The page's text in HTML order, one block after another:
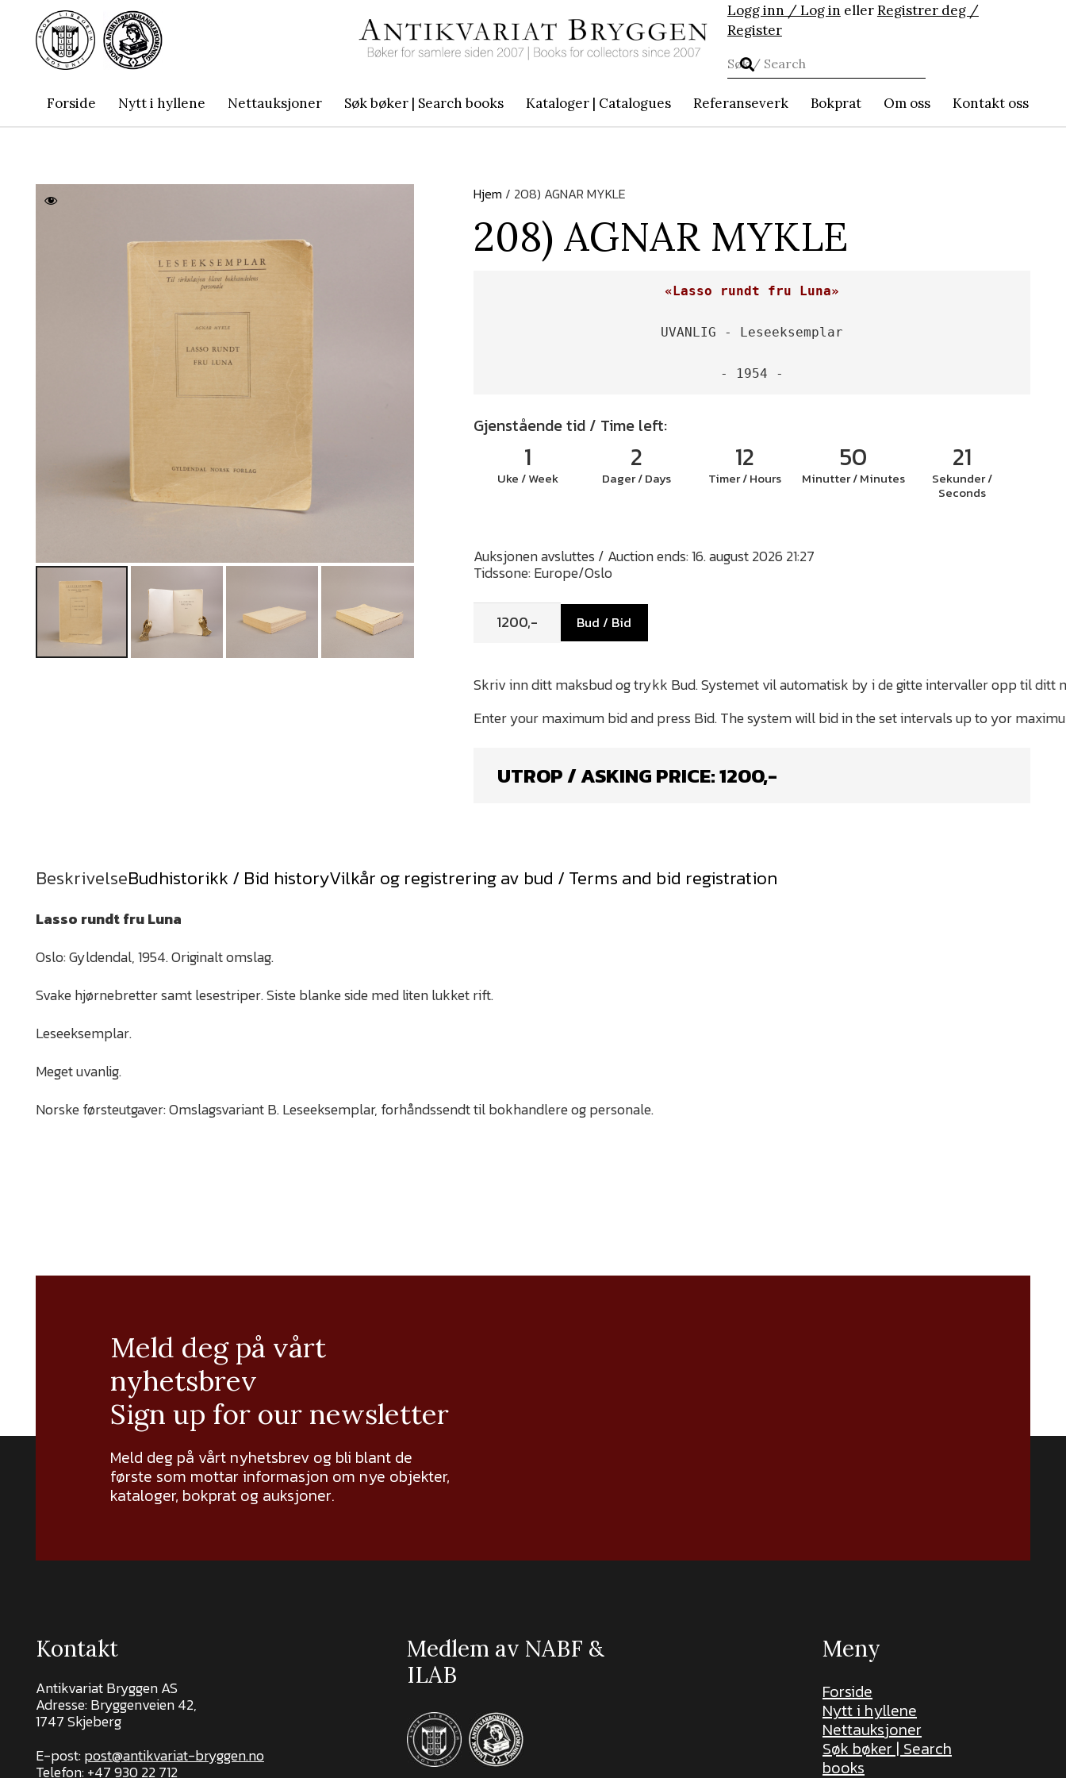
Logg inn / Log in ellerRegistrer deg /
Register
Forside Nytt i hyllene Nettauksjoner Søk bøker | Search books Kataloger | Catalogues Referanseverk Bokprat Om oss Kontakt oss
Hjem / 208) AGNAR MYKLE
208) AGNAR MYKLE
«Lasso rundt fru Luna»
UVANLIG - Leseeksemplar
- 1954 -
Gjenstående tid / Time left:
1
Uke / Week
2
Dager / Days
12
Timer / Hours
50
Minutter / Minutes
20
Sekunder /
Seconds
Auksjonen avsluttes / Auction ends: 16. august 2026 21:27
Tidssone: Europe/Oslo
Bud / Bid
UTROP / ASKING PRICE:1200,-
BeskrivelseBudhistorikk / Bid historyVilkår og registrering av bud / Terms and bid registration
Lasso rundt fru Luna
Oslo: Gyldendal, 1954. Originalt omslag.
Svake hjørnebretter samt lesestriper. Siste blanke side med liten lukket rift.
Leseeksemplar.
Meget uvanlig.
Norske førsteutgaver: Omslagsvariant B. Leseeksemplar, forhåndssendt til bokhandlere og personale.
Meld deg på vårt
nyhetsbrev
Sign up for our newsletter
Meld deg på vårt nyhetsbrev og bli blant de
første som mottar informasjon om nye objekter,
kataloger, bokprat og auksjoner.
Kontakt
Antikvariat Bryggen AS
Adresse: Bryggenveien 42,
1747 Skjeberg
E-post:post@antikvariat-bryggen.no
Telefon:+47 930 22 712
Medlem av NABF &
ILAB
Meny
Forside
Nytt i hyllene
Nettauksjoner
Søk bøker | Search
books